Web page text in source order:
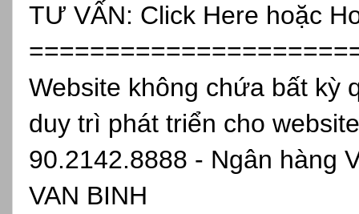
TƯ VẤN: Click Here hoặc
Website không chứa bất kỳ
duy trì phát triển cho
90.2142.8888 - Ngân hàng
VAN BINH